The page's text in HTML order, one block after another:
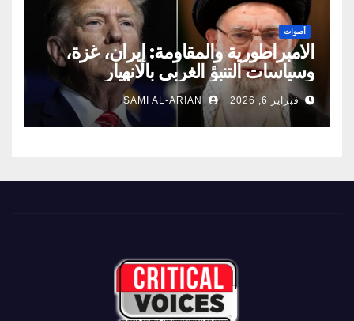
أصوات
الامبراطورية والمقاومة: إيران، غزة،
وسياسات التنبؤ الغربي بالانهيار
فبراير 6, 2026 SAMI AL-ARIAN